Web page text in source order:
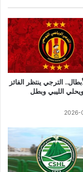
الترجي ينتظر الفائز
الليبي وبطل
2026-